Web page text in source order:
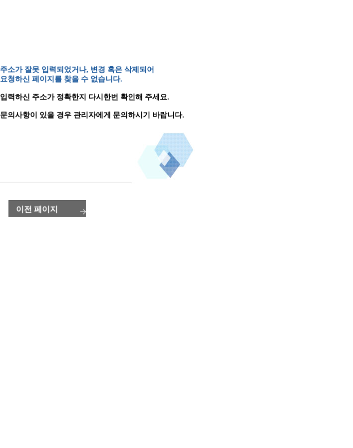
주소가 잘못 입력되었거나, 변경 혹은 삭제되어
요청하신 페이지를 찾을 수 없습니다.
입력하신 주소가 정확한지 다시한번 확인해 주세요.
문의사항이 있을 경우 관리자에게 문의하시기 바랍니다.
이전 페이지